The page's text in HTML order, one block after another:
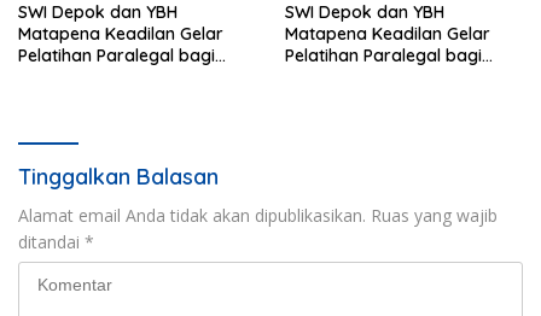
SWI Depok dan YBH
Matapena Keadilan Gelar
Pelatihan Paralegal bagi
SWI Depok dan YBH
Matapena Keadilan Gelar
Pelatihan Paralegal bagi
Tinggalkan Balasan
Alamat email Anda tidak akan dipublikasikan. Ruas yang wajib
ditandai *